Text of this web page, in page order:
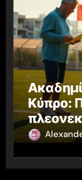
Κύπρο:
από